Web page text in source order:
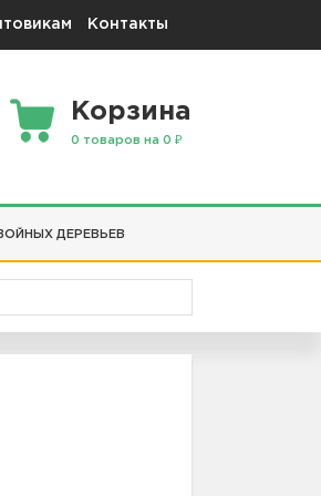
Контакты
Корзина
0 товаров на 0 ₽
ДЕРЕВЬЕВ